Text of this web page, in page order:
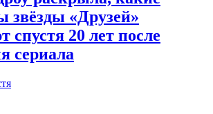
звёзды «Друзей»
спустя 20 лет после
сериала